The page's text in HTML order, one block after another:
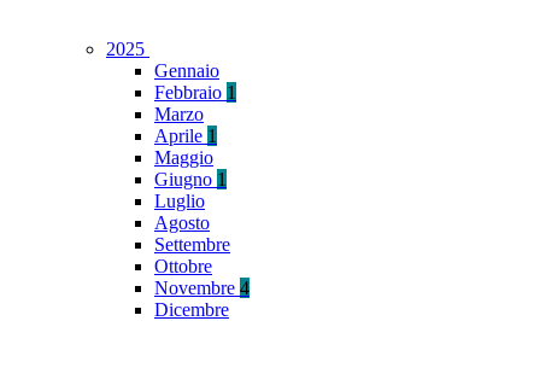
2025
Gennaio
Febbraio 1
Marzo
Aprile 1
Maggio
Giugno 1
Luglio
Agosto
Settembre
Ottobre
Novembre 4
Dicembre